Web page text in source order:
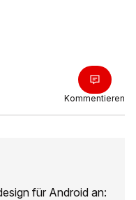
Kommentieren
für Android an: